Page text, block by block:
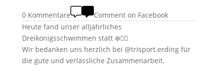
0 Kommentare
Comment on Facebook
Heute fand unser alljährliches
Dreikönigsschwimmen statt ❄️🏊‍♂️
Wir bedanken uns herzlich bei @trisport.erding für
die gute und verlässliche Zusammenarbeit.